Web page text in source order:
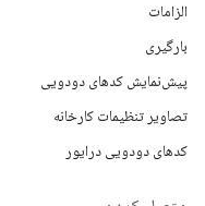
الزامات
بارگیری
پیش‌نمایش کدهای دودویی
تصاویر تنظیمات کارخانه
کدهای دودویی درایور